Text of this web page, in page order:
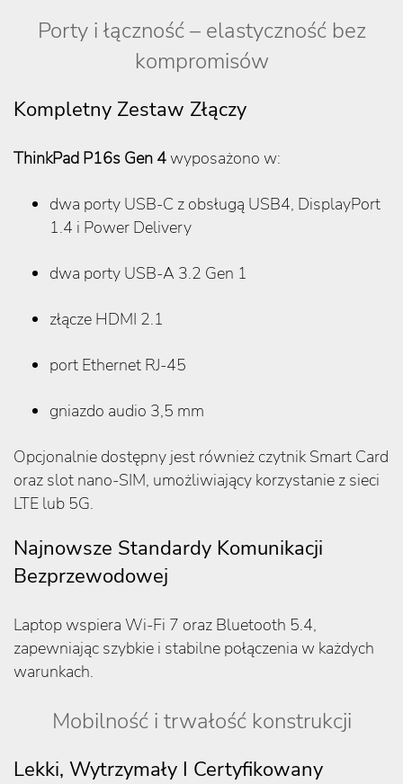
Porty i łączność – elastyczność bez
kompromisów
Kompletny Zestaw Złączy
ThinkPad P16s Gen 4wyposażono w:
dwa porty USB-C z obsługą USB4, DisplayPort
1.4 i Power Delivery
dwa porty USB-A 3.2 Gen 1
złącze HDMI 2.1
port Ethernet RJ-45
gniazdo audio 3,5 mm
Opcjonalnie dostępny jest również czytnik Smart Card
oraz slot nano-SIM, umożliwiający korzystanie z sieci
LTE lub 5G.
Najnowsze Standardy Komunikacji
Bezprzewodowej
Laptop wspiera Wi-Fi 7 oraz Bluetooth 5.4,
zapewniając szybkie i stabilne połączenia w każdych
warunkach.
Mobilność i trwałość konstrukcji
Lekki, Wytrzymały I Certyfikowany